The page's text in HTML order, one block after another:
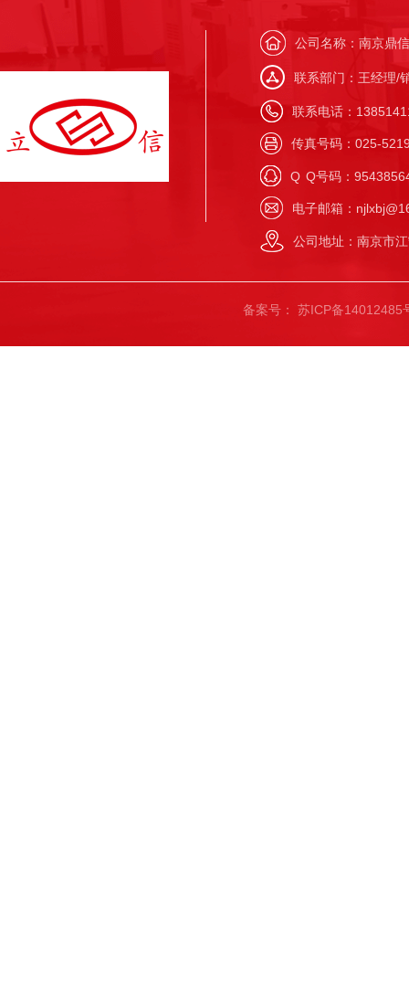
公司名称：南京鼎
联系部门：王经理/
联系电话：
传真号码：025-
Q Q号码：
电子邮箱：
公司地址：南京市
备案号： 苏ICP备14012485